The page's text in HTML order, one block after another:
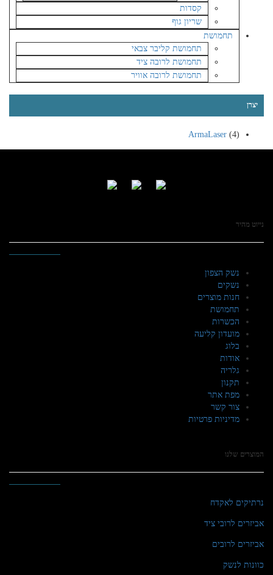
קסדות
שריון גוף
תחמושת
תחמושת קליבר צבאי
תחמושת לרובה ציד
תחמושת לרובה אוויר
יצרן
ArmaLaser (4)
נייוט מהיר
נשק הצפון
נשקים
חנות מוצרים
תחמושת
הכשרות
מועדון קליעה
בלוג
אודות
גלריה
תקנון
מפת אתר
צור קשר
מדיניות פרטיות
המוצרים שלנו
נרתיקים לאקדח
אביזרים לרובי ציד
אביזרים לרובים
כוונות לנשק